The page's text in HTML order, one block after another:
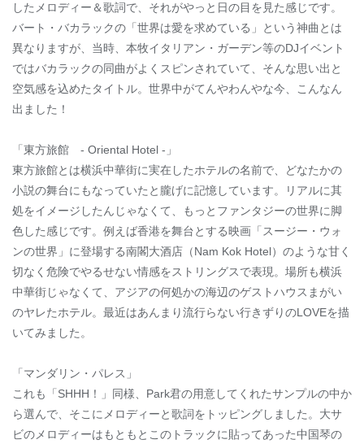
したメロディー＆歌詞で、それがやっと日の目を見た感じです。
バート・バカラックの「世界は愛を求めている」という神曲とは
異なりますが、当時、本牧イタリアン・ガーデン等のDJイベント
ではバカラックの同曲がよくスピンされていて、そんな思い出と
空気感を込めたタイトル。世界中がてんやわんやな今、こんなん
出ました！
「東方旅館 - Oriental Hotel -」
東方旅館とは横浜中華街に実在したホテルの名前で、どなたかの
小説の舞台にもなっていたと朧げに記憶しています。リアルに其
処をイメージしたんじゃなくて、もっとファンタジーの世界に脚
色した感じです。例えば香港を舞台とする映画「スージー・ウォ
ンの世界」に登場する南閣大酒店（Nam Kok Hotel）のような甘く
切なく危険でやるせない情感をストリングスで表現。場所も横浜
中華街じゃなくて、アジアの何処かの海辺のゲストハウスまがい
のヤレたホテル。最近はあんまり流行らない行きずりのLOVEを描
いてみました。
「マンダリン・パレス」
これも「SHHH！」同様、Park君の用意してくれたサンプルの中か
ら選んで、そこにメロディーと歌詞をトッピングしました。大サ
ビのメロディーはもともとこのトラックに貼ってあった中国琴の